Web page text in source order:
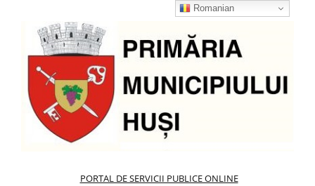
PORTAL DE SERVICII PUBLICE ONLINE
Romanian